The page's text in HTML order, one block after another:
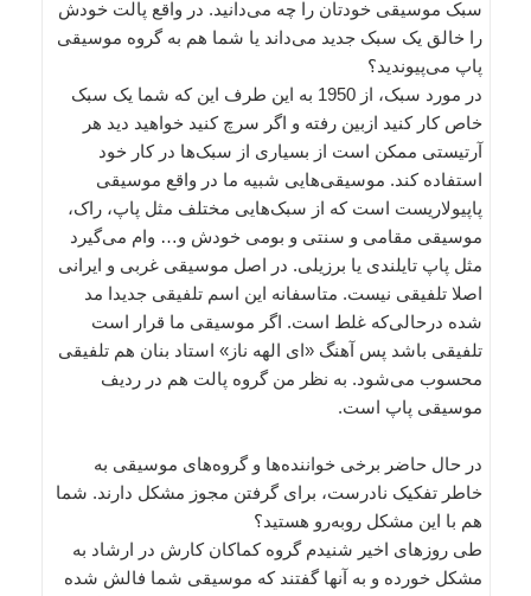
سبک موسیقی خودتان را چه می‌دانید. در واقع پالت خودش
را خالق یک سبک جدید می‌داند یا شما هم به گروه موسیقی
پاپ می‌پیوندید؟
در مورد سبک، از 1950 به این طرف این که شما یک سبک
خاص کار کنید ازبین رفته و اگر سرچ کنید خواهید دید هر
آرتیستی ممکن است از بسیاری از سبک‌ها در کار خود
استفاده کند. موسیقی‌هایی شبیه ما در واقع موسیقی
پاپیولاریست است که از سبک‌هایی مختلف مثل پاپ، راک،
موسیقی مقامی و سنتی و بومی خودش و… وام می‌گیرد
مثل پاپ تایلندی یا برزیلی. در اصل موسیقی غربی و ایرانی
اصلا تلفیقی نیست. متاسفانه این اسم تلفیقی جدیدا مد
شده درحالی‌که غلط است. اگر موسیقی ما قرار است
تلفیقی باشد پس آهنگ «ای الهه ناز» استاد بنان هم تلفیقی
محسوب می‌شود. به نظر من گروه پالت هم در ردیف
موسیقی پاپ است.
در حال حاضر برخی خواننده‌ها و گروه‌های موسیقی به
خاطر تفکیک نادرست، برای گرفتن مجوز مشکل دارند. شما
هم با این مشکل روبه‌رو هستید؟
طی روزهای اخیر شنیدم گروه کماکان کارش در ارشاد به
مشکل خورده و به آنها گفتند که موسیقی شما فالش شده